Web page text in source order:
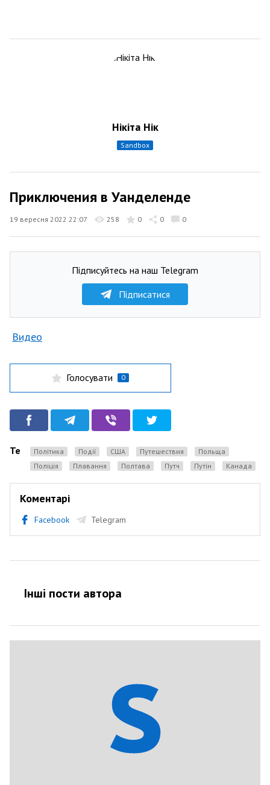
Нікіта Нік
sandbox
Приключения в Уанделенде
19 вересня 2022 22:07 258 0 0 0
Підписуйтесь на наш Telegram
Підписатися
Видео
Голосувати 0
Теги Політика Події США Путешествия
Польща
Поліція
плавання Полтава Путч Путін Канада
Коментарі
Facebook Telegram
Інші пости автора